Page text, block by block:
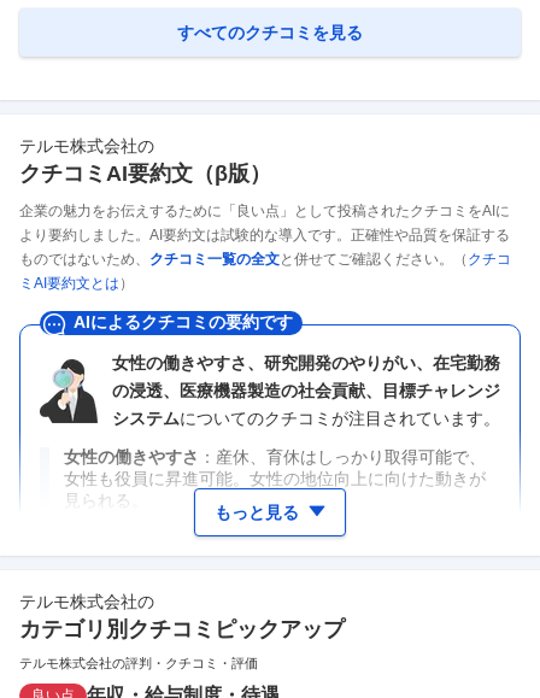
すべてのクチコミを見る
テルモ株式会社の
クチコミAI要約文（β版）
企業の魅力をお伝えするために「良い点」として投稿されたクチコミをAIに
より要約しました。AI要約文は試験的な導入です。正確性や品質を保証する
ものではないため、 クチコミ一覧の全文と併せてご確認ください。（ クチコ
ミAI要約文とは ）
AIによるクチコミの要約です
女性の働きやすさ、研究開発のやりがい、在宅勤務
の浸透、医療機器製造の社会貢献、目標チャレンジ
システムについてのクチコミが注目されています。
女性の働きやすさ
産休、育休はしっかり取得可能で、
女性も役員に昇進可能。女性の地位向上に向けた動きが
見られる。
もっと見る
テルモ株式会社の
カテゴリ別クチコミピックアップ
テルモ株式会社の評判・クチコミ・評価